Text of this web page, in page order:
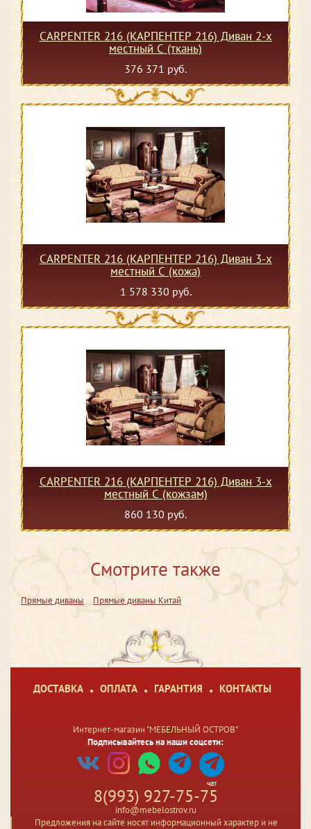
CARPENTER 216 (КАРПЕНТЕР 216) Диван 2-х
местный С (ткань)
376 371 руб.
CARPENTER 216 (КАРПЕНТЕР 216) Диван 3-х
местный С (кожа)
1 578 330 руб.
CARPENTER 216 (КАРПЕНТЕР 216) Диван 3-х
местный С (кожзам)
860 130 руб.
Смотрите также
Прямые диваны Прямые диваны Китай
ДОСТАВКА ОПЛАТА ГАРАНТИЯ КОНТАКТЫ
Интернет-магазин "МЕБЕЛЬНЫЙ ОСТРОВ"
Подписывайтесь на наши соцсети:
чат
8(993) 927-75-75
info@mebelostrov.ru
Предложения на сайте носят информационный характер и не